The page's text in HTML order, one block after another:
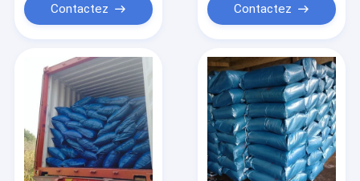
Produits
Au sujet de nous
Visite d'usine
Contactez Contactez